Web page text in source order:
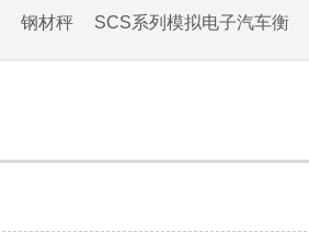
钢材秤 SCS系列模拟电子汽车衡